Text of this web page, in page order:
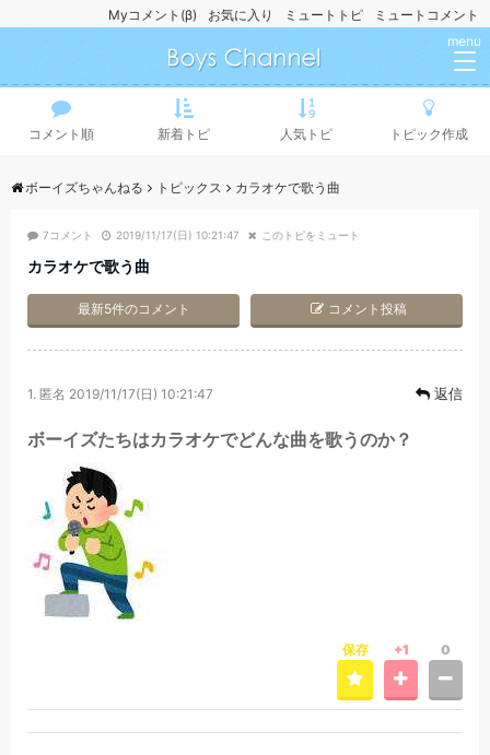
ミュートコメント
ミュートトピ
お気に入り
Myコメント(β)
menu
コメント順 新着トピ 人気トピ トピック作成
ボーイズちゃんねる トピックス カラオケで歌う曲
7コメント 2019/11/17(日) 10:21:47 このトピをミュート
カラオケで歌う曲
コメント投稿
最新5件のコメント
1. 匿名 2019/11/17(日) 10:21:47 返信
ボーイズたちはカラオケでどんな曲を歌うのか？
保存 +1 0